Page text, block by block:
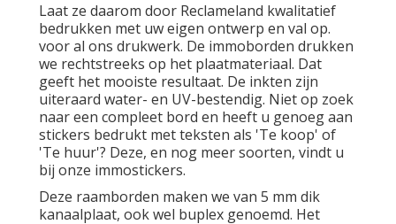
Laat ze daarom door Reclameland kwalitatief
bedrukken met uw eigen ontwerp en val op.
voor al ons drukwerk. De immoborden drukken
we rechtstreeks op het plaatmateriaal. Dat
geeft het mooiste resultaat. De inkten zijn
uiteraard water- en UV-bestendig. Niet op zoek
naar een compleet bord en heeft u genoeg aan
stickers bedrukt met teksten als 'Te koop' of
'Te huur'? Deze, en nog meer soorten, vindt u
bij onze immostickers.
Deze raamborden maken we van 5 mm dik
kanaalplaat, ook wel buplex genoemd. Het